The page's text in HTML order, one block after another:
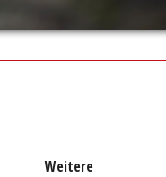
Weitere